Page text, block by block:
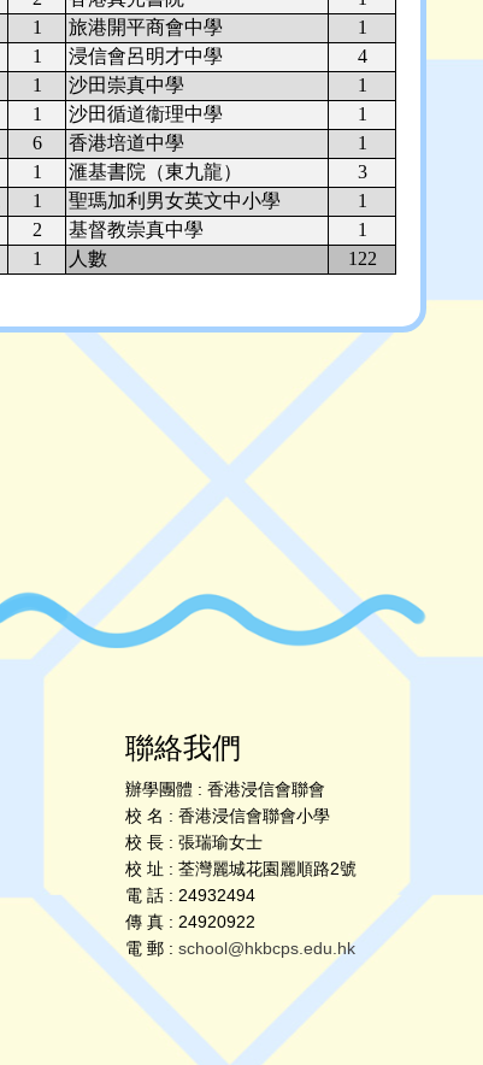
1 旅港開平商會中學
1
1 浸信會呂明才中學
4
1 沙田崇真中學
1
1 沙田循道衞理中學
1
6 香港培道中學
1
1 滙基書院（東九龍）
3
1 聖瑪加利男女英文中小學
1
2 基督教崇真中學
1
1 人數 122
聯絡我們
辦學團體 : 香港浸信會聯會
校 名 : 香港浸信會聯會小學
校 長 : 張瑞瑜女士
校 址 : 荃灣麗城花園麗順路2號
電 話 : 24932494
傳 真 : 24920922
電 郵 : school@hkbcps.edu.hk